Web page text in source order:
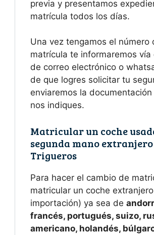
previa y presentamos
matrícula todos los días.
Una vez tengamos el número
matrícula te informaremos vía
de correo electrónico o
de que logres solicitar tu
enviaremos la
nos indiques.
Matricular un coche
segunda mano
Trigueros
Para hacer el cambio de
matricular un coche
importación) ya sea de
francés, portugués, suizo,
americano, holandés,